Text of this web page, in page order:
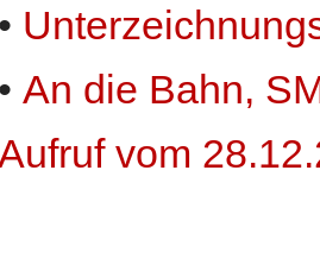
•
• An die Bahn,
vom